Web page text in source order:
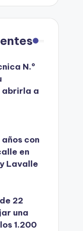
N.º
a
con
en
Lavalle
22
una
1.200